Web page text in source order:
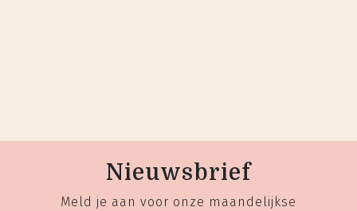
Nieuwsbrief
Meld je aan voor onze maandelijkse